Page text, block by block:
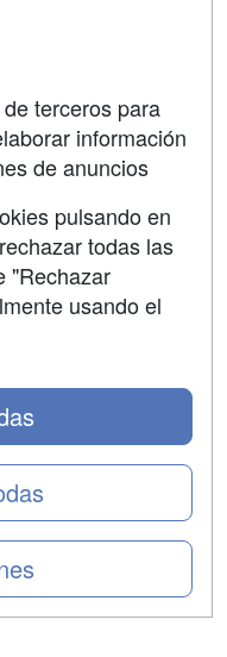
terceros para
información
de anuncios
pulsando en
todas las
"Rechazar
usando el